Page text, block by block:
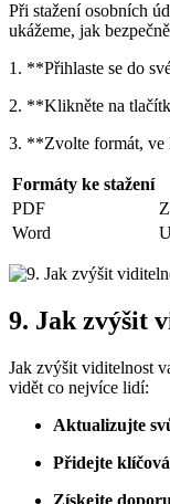
Při stažení osobních
ukážeme, jak
1. **Přihlaste se do
2. **Klikněte na
3. **Zvolte formát, ve
Formáty ke stažení
PDF
Word
9. Jak zvýšit
Jak zvýšit viditelnost
vidět co nejvíce lidí:
Aktualizujte
Přidejte
Získejte